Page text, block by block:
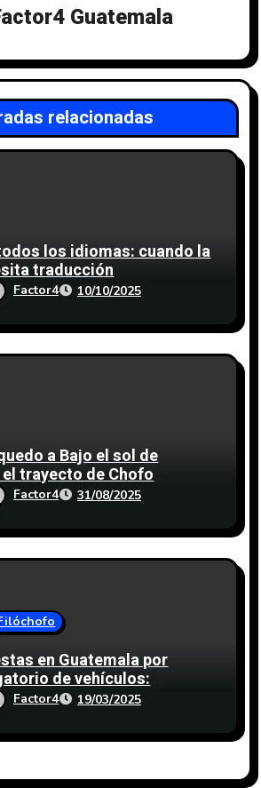
Guatemala
relacionadas
los idiomas: cuando la
traducción
Factor4 10/10/2025
a Bajo el sol de
trayecto de Chofo
Factor4 31/08/2025
en Guatemala por
de vehículos:
detrás?
Factor4 19/03/2025